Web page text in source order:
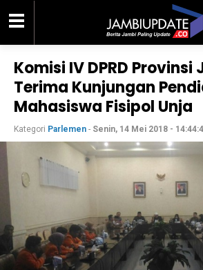
Komisi IV DPRD Provinsi
Terima Kunjungan
Mahasiswa Fisipol Unja
Kategori Parlemen - Senin, 14 Mei 2018 -